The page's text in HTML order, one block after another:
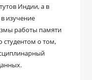
Индии, а в
изучение
работы памяти
студентом о том,